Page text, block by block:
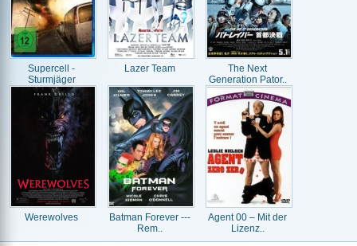
Supercell -
Sturmjäger
Lazer Team
The Next
Generation Pator..
Werewolves
Batman Forever ---
Rem..
Agent 00 – Mit der
Lizenz..